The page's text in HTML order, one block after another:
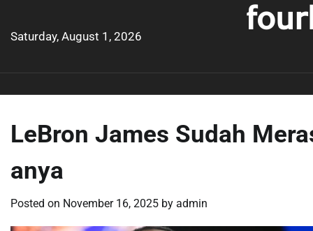
content
Saturday, August 1, 2026
LeBron James Sudah
anya
Posted on November 16, 2025 by admin